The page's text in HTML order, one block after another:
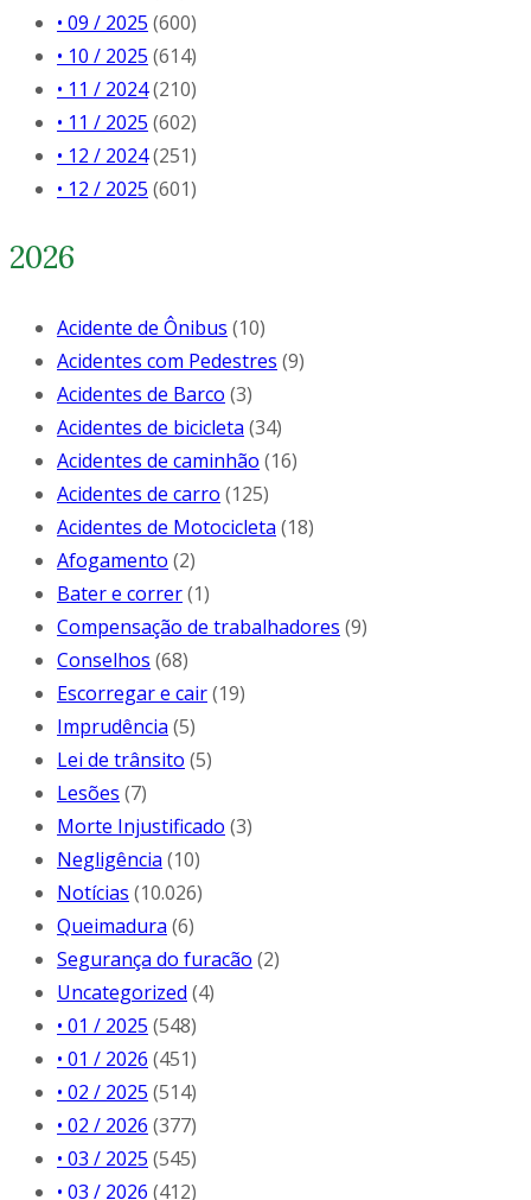
• 09 / 2025 (600)
• 10 / 2025 (614)
• 11 / 2024(210)
• 11 / 2025 (602)
• 12 / 2024(251)
• 12 / 2025 (601)
2026
Acidente de Ônibus (10)
Acidentes com Pedestres (9)
Acidentes de Barco (3)
Acidentes de bicicleta (34)
Acidentes de caminhão (16)
Acidentes de carro (125)
Acidentes de Motocicleta (18)
Afogamento (2)
Bater e correr(1)
Compensação de trabalhadores (9)
Conselhos (68)
Escorregar e cair(19)
Imprudência (5)
Lei de trânsito (5)
Lesões (7)
Morte Injustificado (3)
Negligência (10)
Notícias (10.026)
Queimadura (6)
Segurança do furacão (2)
Uncategorized (4)
• 01 / 2025 (548)
• 01 / 2026 (451)
• 02 / 2025 (514)
• 02 / 2026 (377)
• 03 / 2025 (545)
• 03 / 2026 (412)